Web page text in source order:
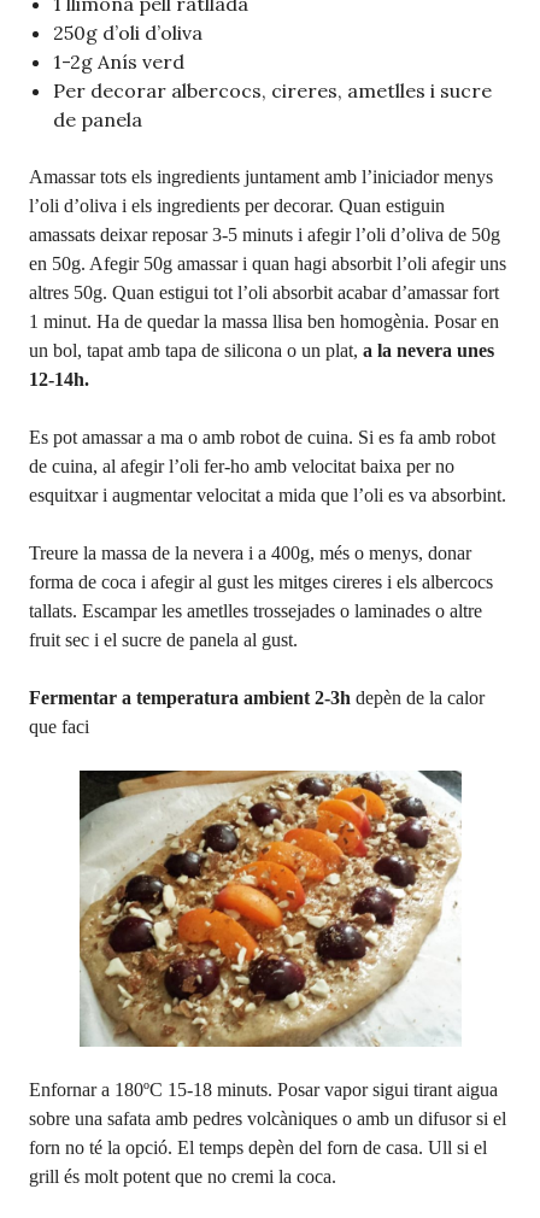
250g d’oli d’oliva
1-2g Anís verd
Per decorar albercocs, cireres, ametlles i sucre
de panela
Amassar tots els ingredients juntament amb l’iniciador menys
l’oli d’oliva i els ingredients per decorar. Quan estiguin
amassats deixar reposar 3-5 minuts i afegir l’oli d’oliva de 50g
en 50g. Afegir 50g amassar i quan hagi absorbit l’oli afegir uns
altres 50g. Quan estigui tot l’oli absorbit acabar d’amassar fort
1 minut. Ha de quedar la massa llisa ben homogènia. Posar en
un bol, tapat amb tapa de silicona o un plat, a la nevera unes
12-14h.
Es pot amassar a ma o amb robot de cuina. Si es fa amb robot
de cuina, al afegir l’oli fer-ho amb velocitat baixa per no
esquitxar i augmentar velocitat a mida que l’oli es va absorbint.
Treure la massa de la nevera i a 400g, més o menys, donar
forma de coca i afegir al gust les mitges cireres i els albercocs
tallats. Escampar les ametlles trossejades o laminades o altre
fruit sec i el sucre de panela al gust.
Fermentar a temperatura ambient 2-3h depèn de la calor
que faci
Enfornar a 180ºC 15-18 minuts. Posar vapor sigui tirant aigua
sobre una safata amb pedres volcàniques o amb un difusor si el
forn no té la opció. El temps depèn del forn de casa. Ull si el
grill és molt potent que no cremi la coca.